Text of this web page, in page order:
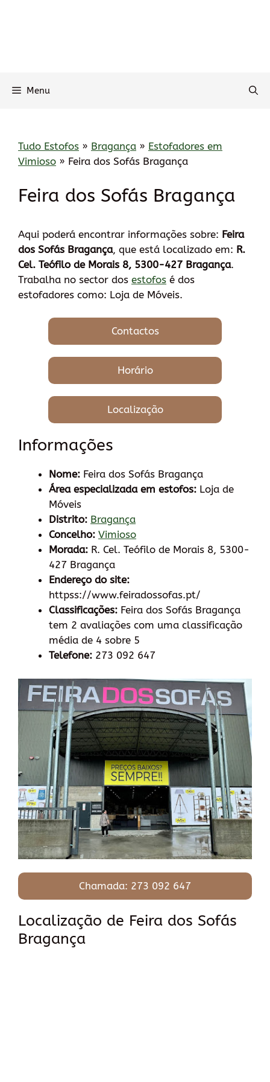
Menu
Tudo Estofos » Bragança » Estofadores em
Vimioso » Feira dos Sofás Bragança
Feira dos Sofás Bragança
Aqui poderá encontrar informações sobre: Feira
dos Sofás Bragança, que está localizado em: R.
Cel. Teófilo de Morais 8, 5300-427 Bragança.
Trabalha no sector dos estofos é dos
estofadores como: Loja de Móveis.
Contactos
Horário
Localização
Informações
Nome: Feira dos Sofás Bragança
Área especializada em estofos: Loja de
Móveis
Distrito: Bragança
Concelho: Vimioso
Morada: R. Cel. Teófilo de Morais 8, 5300-
427 Bragança
Endereço do site:
httpss://www.feiradossofas.pt/
Classificações: Feira dos Sofás Bragança
tem 2 avaliações com uma classificação
média de 4 sobre 5
Telefone: 273 092 647
Chamada: 273 092 647
Localização de Feira dos Sofás
Bragança